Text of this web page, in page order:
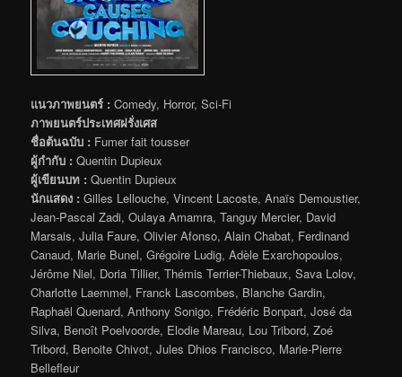
แนวภาพยนตร์ : Comedy, Horror, Sci-Fi
ภาพยนตร์ประเทศฝรั่งเศส
ชื่อต้นฉบับ : Fumer fait tousser
ผู้กำกับ : Quentin Dupieux
ผู้เขียนบท : Quentin Dupieux
นักแสดง : Gilles Lellouche, Vincent Lacoste, Anaïs Demoustier,
Jean-Pascal Zadi, Oulaya Amamra, Tanguy Mercier, David
Marsais, Julia Faure, Olivier Afonso, Alain Chabat, Ferdinand
Canaud, Marie Bunel, Grégoire Ludig, Adèle Exarchopoulos,
Jérôme Niel, Doria Tillier, Thémis Terrier-Thiebaux, Sava Lolov,
Charlotte Laemmel, Franck Lascombes, Blanche Gardin,
Raphaël Quenard, Anthony Sonigo, Frédéric Bonpart, José da
Silva, Benoît Poelvoorde, Elodie Mareau, Lou Tribord, Zoé
Tribord, Benoite Chivot, Jules Dhios Francisco, Marie-Pierre
Bellefleur